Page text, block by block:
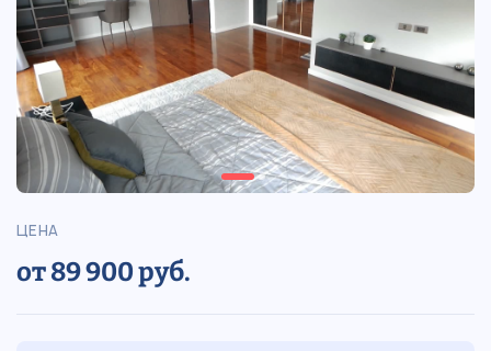
ЦЕНА
от 89 900 руб.